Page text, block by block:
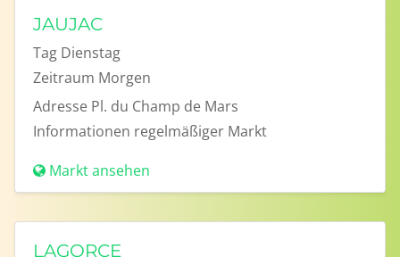
JAUJAC
Tag Dienstag
Zeitraum Morgen
Adresse Pl. du Champ de Mars
Informationen regelmäßiger Markt
Markt ansehen
LAGORCE